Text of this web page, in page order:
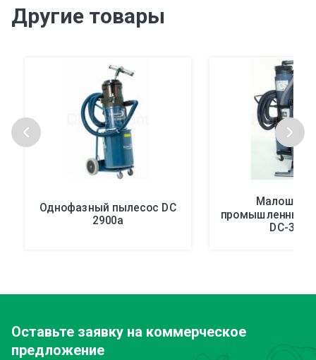
Другие товары
Однофазный пылесос DC
2900a
промышленные
DС-3800I
Оставьте заявку на коммерческое
предложение